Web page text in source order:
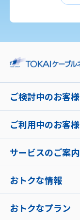
ご検討中のお客様
ご利用中のお客様
サービスのご案内
おトクな情報
おトクなプラン